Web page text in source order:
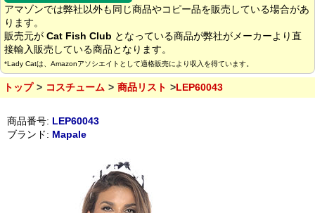
アマゾンでは弊社以外も同じ商品やコピー品を販売している場合があ
ります。
販売元が Cat Fish Club となっている商品が弊社がメーカーより直
接輸入販売している商品となります。
*Lady Catは、Amazonアソシエイトとして適格販売により収入を得ています。
トップ コスチューム 商品リスト LEP60043
商品番号: LEP60043
ブランド: Mapale